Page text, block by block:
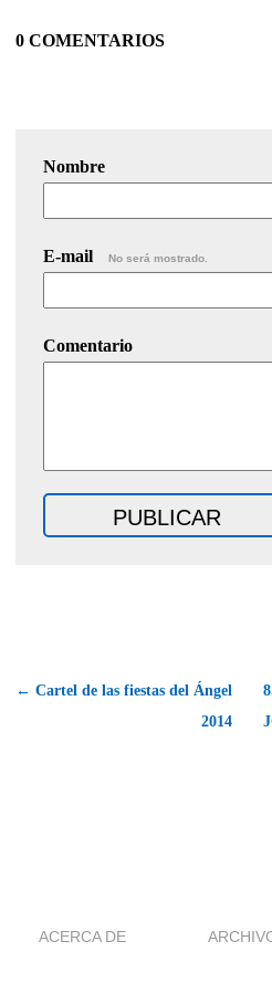
0 COMENTARIOS
Nombre
E-mail No será mostrado.
Comentario
← Cartel de las fiestas del Ángel
2014
ACERCA DE